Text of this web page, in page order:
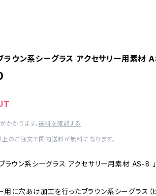
ラウン系シーグラス アクセサリー用素材
かかります。送料を確認する
のご注文で国内送料が無料になります。
ラウン系シーグラス アクセサリー用素材 AS-8 」
用に穴あけ加工を行ったブラウン系シーグラス（